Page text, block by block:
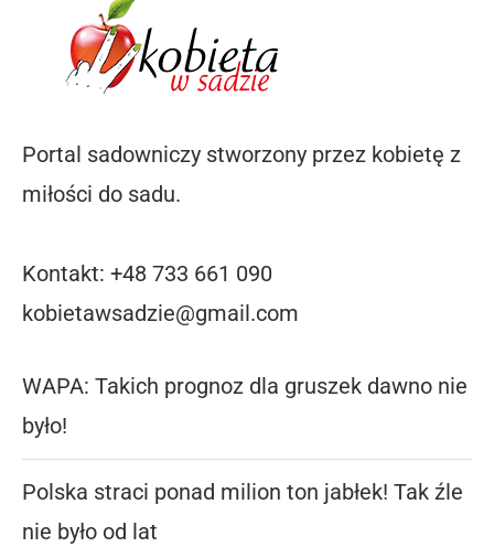
Portal sadowniczy stworzony przez kobietę z
miłości do sadu.
Kontakt: +48 733 661 090
kobietawsadzie@gmail.com
WAPA: Takich prognoz dla gruszek dawno nie
było!
Polska straci ponad milion ton jabłek! Tak źle
nie było od lat